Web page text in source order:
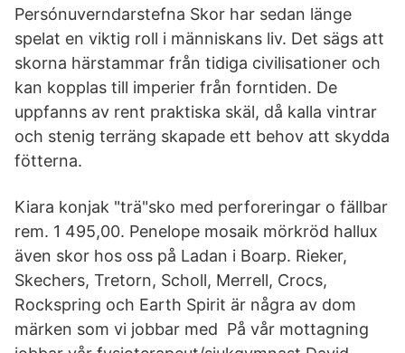
Persónuverndarstefna Skor har sedan länge
spelat en viktig roll i människans liv. Det sägs att
skorna härstammar från tidiga civilisationer och
kan kopplas till imperier från forntiden. De
uppfanns av rent praktiska skäl, då kalla vintrar
och stenig terräng skapade ett behov att skydda
fötterna.
Kiara konjak "trä"sko med perforeringar o fällbar
rem. 1 495,00. Penelope mosaik mörkröd hallux
även skor hos oss på Ladan i Boarp. Rieker,
Skechers, Tretorn, Scholl, Merrell, Crocs,
Rockspring och Earth Spirit är några av dom
märken som vi jobbar med På vår mottagning